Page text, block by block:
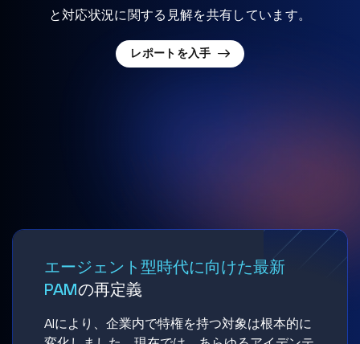
と対応状況に関する見解を共有しています。
レポートを入手
エージェント型時代に向けた最新
PAMの再定義
AIにより、企業内で特権を持つ対象は根本的に